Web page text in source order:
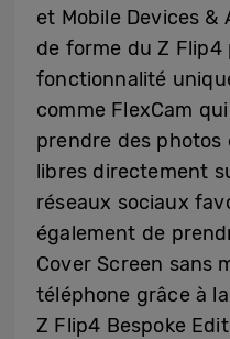
et Mobile Devices
de forme du Z Flip4
fonctionnalité
comme FlexCam
prendre des photos
libres directement
réseaux sociaux
également de
Cover Screen sans
téléphone grâce à
Z Flip4 Bespoke